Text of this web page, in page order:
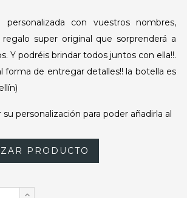
con vuestros nombres,
super original que sorprenderá a
Y podréis brindar todos juntos con ella!!.
forma de entregar detalles!! la botella es
personalización para poder añadirla al
PRODUCTO